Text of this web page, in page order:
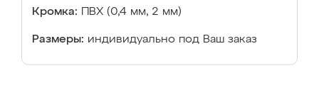
Кромка: ПВХ (0,4 мм, 2 мм)
Размеры: индивидуально под Ваш заказ